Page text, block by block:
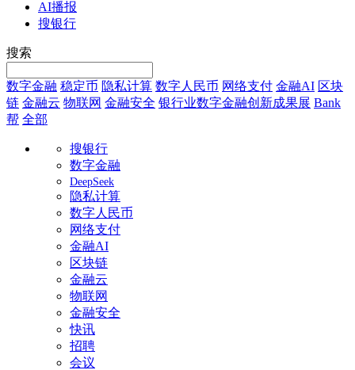
AI播报
搜银行
搜索
数字金融 稳定币 隐私计算 数字人民币 网络支付 金融AI 区块
链 金融云 物联网 金融安全 银行业数字金融创新成果展 Bank
帮 全部
搜银行
数字金融
DeepSeek
隐私计算
数字人民币
网络支付
金融AI
区块链
金融云
物联网
金融安全
快讯
招聘
会议